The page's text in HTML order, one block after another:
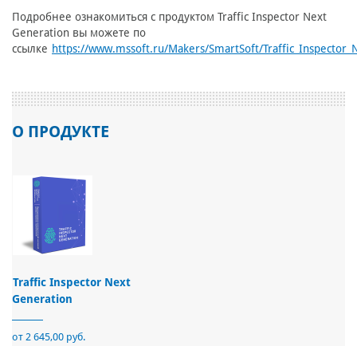
Подробнее ознакомиться с продуктом Traffic Inspector Next
Generation вы можете по
ссылке https://www.mssoft.ru/Makers/SmartSoft/
О ПРОДУКТЕ
Traffic Inspector Next
Generation
от 2 645,00 руб.